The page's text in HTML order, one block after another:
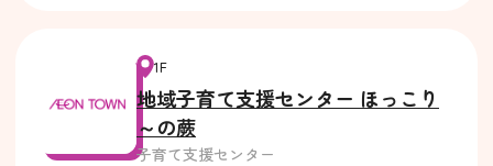
1F
地域子育て支援センター ほっこり
～の蕨
子育て支援センター